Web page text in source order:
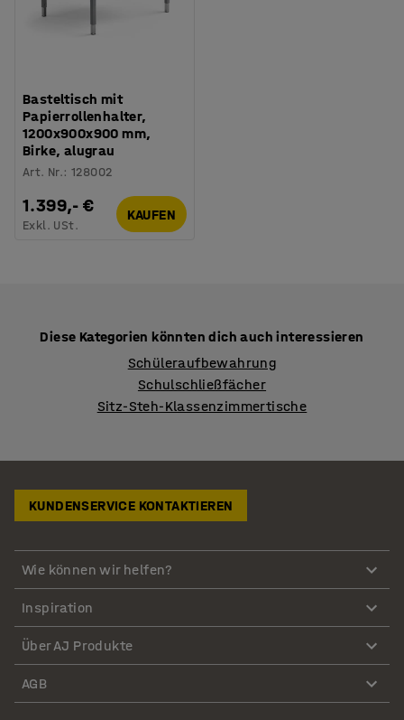
Basteltisch mit
Papierrollenhalter,
1200x900x900 mm,
Birke, alugrau
Art. Nr.:128002
1.399,- €
Exkl. USt.
KAUFEN
Diese Kategorien könnten dich auch interessieren
Schüleraufbewahrung
Schulschließfächer
Sitz-Steh-Klassenzimmertische
KUNDENSERVICE KONTAKTIEREN
Wie können wir helfen?
Inspiration
Über AJ Produkte
AGB